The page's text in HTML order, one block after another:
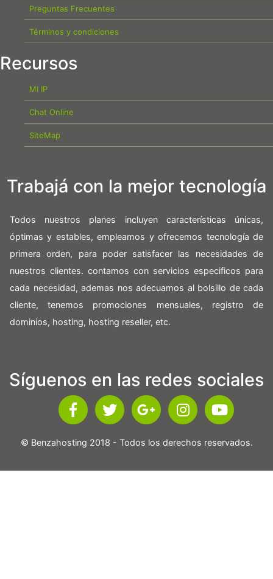
Preguntas Frecuentes
Términos y condiciones
Recursos
MI IP
Chat Online
SiteMap
Trabajá con la mejor tecnología
Todos nuestros planes incluyen características únicas,
óptimas y estables, empleamos y ofrecemos tecnología de
primera orden, para poder satisfacer las necesidades de
nuestros clientes. contamos con servicios especificos para
cada necesidad, ademas nos adecuamos al bolsillo de cada
cliente, tenemos promociones mensuales, registro de
dominios, hosting, hosting reseller, etc.
Síguenos en las redes sociales
© Benzahosting 2018 - Todos los derechos reservados.